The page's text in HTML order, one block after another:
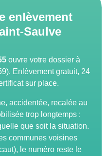
enlèvement
Saulve
ouvre votre dossier à
Enlèvement gratuit, 24
sur place.
accidentée, recalée au
trop longtemps :
que soit la situation.
communes voisines
le numéro reste le